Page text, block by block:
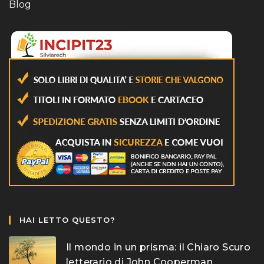
Blog
HAI LETTO QUESTO?
Il mondo in un prisma: il Chiaro Scuro